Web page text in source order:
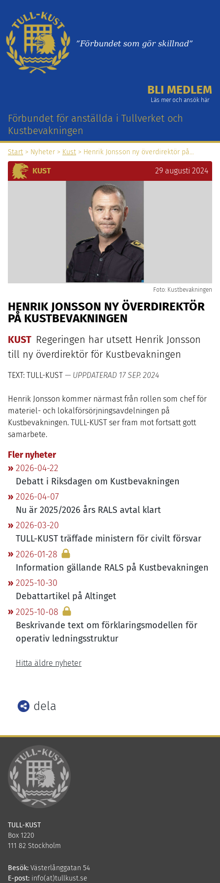
”Förbundet som gör skillnad”
BLI MEDLEM
Läs mer och ansök här
Förbundet för anställda i Tullverket och
Kustbevakningen
Start > Nyheter > Kust > Henrik Jonsson ny överdirektör på…
KUST 29 augusti 2024
Foto: Kustbevakningen
HENRIK JONSSON NY ÖVERDIREKTÖR
PÅ KUSTBEVAKNINGEN
KUST Regeringen har utsett Henrik Jonsson
till ny överdirektör för Kustbevakningen
TEXT: TULL-KUST — UPPDATERAD 17 SEP. 2024
Henrik Jonsson kommer närmast från rollen som chef för
materiel- och lokalförsörjningsavdelningen på
Kustbevakningen. TULL-KUST ser fram mot fortsatt gott
samarbete.
Fler nyheter
2026-04-22
Debatt i Riksdagen om Kustbevakningen
2026-04-07
Nu är 2025/2026 års RALS avtal klart
2026-03-20
TULL-KUST träffade ministern för civilt försvar
2026-01-28
Information gällande RALS på Kustbevakningen
2025-10-30
Debattartikel på Altinget
2025-10-08
Beskrivande text om förklaringsmodellen för
operativ ledningsstruktur
Hitta äldre nyheter
dela
Facebook
LinkedIn
TULL-KUST
Box 1220
111 82 Stockholm
Besök: Västerlånggatan 54
E-post: info(at)tullkust.se